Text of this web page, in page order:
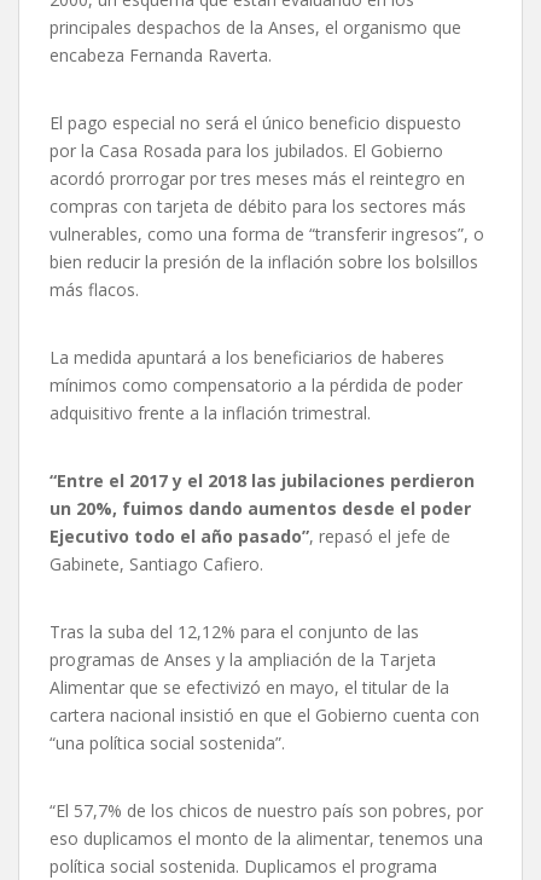
principales despachos de la Anses, el organismo que
encabeza Fernanda Raverta.
El pago especial no será el único beneficio dispuesto
por la Casa Rosada para los jubilados. El Gobierno
acordó prorrogar por tres meses más el reintegro en
compras con tarjeta de débito para los sectores más
vulnerables, como una forma de “transferir ingresos”, o
bien reducir la presión de la inflación sobre los bolsillos
más flacos.
La medida apuntará a los beneficiarios de haberes
mínimos como compensatorio a la pérdida de poder
adquisitivo frente a la inflación trimestral.
“Entre el 2017 y el 2018 las jubilaciones perdieron
un 20%, fuimos dando aumentos desde el poder
Ejecutivo todo el año pasado”, repasó el jefe de
Gabinete, Santiago Cafiero.
Tras la suba del 12,12% para el conjunto de las
programas de Anses y la ampliación de la Tarjeta
Alimentar que se efectivizó en mayo, el titular de la
cartera nacional insistió en que el Gobierno cuenta con
“una política social sostenida”.
“El 57,7% de los chicos de nuestro país son pobres, por
eso duplicamos el monto de la alimentar, tenemos una
política social sostenida. Duplicamos el programa